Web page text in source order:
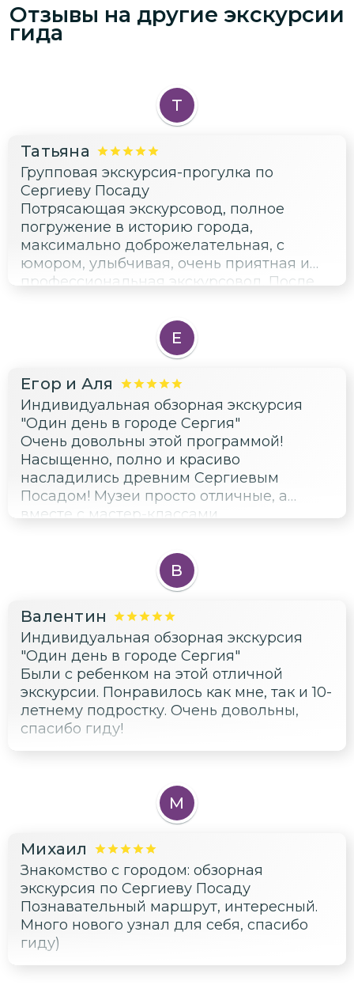
Отзывы на другие экскурсии
гида
Т
Татьяна
Групповая экскурсия-прогулка по
Сергиеву Посаду
Потрясающая экскурсовод, полное
погружение в историю города,
максимально доброжелательная, с
юмором, улыбчивая, очень приятная и
профессиональная экскурсовод. После
Лавры стоит приехать в Сергиев Посад.
Уже наметили для себя
заинтересовавшие локации, куда
Е
Егор и Аля
Индивидуальная обзорная экскурсия
"Один день в городе Сергия"
Очень довольны этой программой!
Насыщенно, полно и красиво
насладились древним Сергиевым
Посадом! Музеи просто отличные, а
вместе с мастер-классами
В
Валентин
Индивидуальная обзорная экскурсия
"Один день в городе Сергия"
Были с ребенком на этой отличной
экскурсии. Понравилось как мне, так и 10-
летнему подростку. Очень довольны,
спасибо гиду!
М
Михаил
Знакомство с городом: обзорная
экскурсия по Сергиеву Посаду
Познавательный маршрут, интересный.
Много нового узнал для себя, спасибо
гиду)